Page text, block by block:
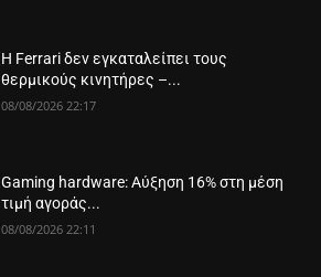
Η Ferrari δεν εγκαταλείπει τους
θερμικούς κινητήρες –...
08/08/2026 22:17
Gaming hardware: Αύξηση 16% στη μέση
τιμή αγοράς...
08/08/2026 22:11